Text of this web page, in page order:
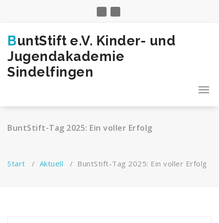
springen
BuntStift e.V. Kinder- und
Jugendakademie
Sindelfingen
BuntStift-Tag 2025: Ein voller Erfolg
Start / Aktuell / BuntStift-Tag 2025: Ein voller Erfolg